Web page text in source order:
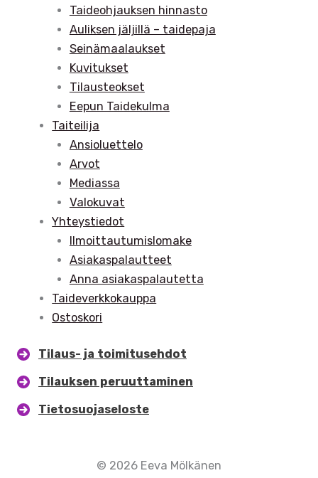
Taideohjauksen hinnasto
Auliksen jäljillä – taidepaja
Seinämaalaukset
Kuvitukset
Tilausteokset
Eepun Taidekulma
Taiteilija
Ansioluettelo
Arvot
Mediassa
Valokuvat
Yhteystiedot
Ilmoittautumislomake
Asiakaspalautteet
Anna asiakaspalautetta
Taideverkkokauppa
Ostoskori
Tilaus- ja toimitusehdot
Tilauksen peruuttaminen
Tietosuojaseloste
© 2026 Eeva Mölkänen